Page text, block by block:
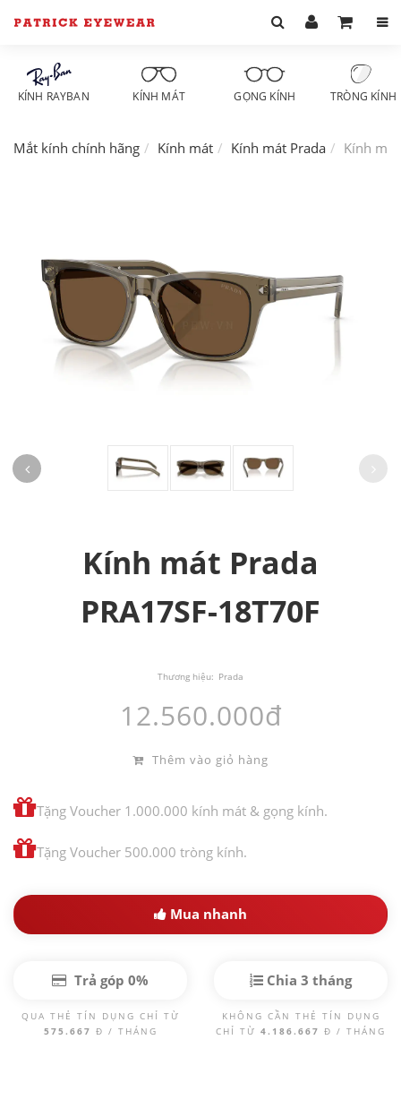
KÍNH RAYBAN KÍNH MÁT GỌNG KÍNH TRÒNG KÍNH
Mắt kính chính hãng Kính mát Kính mát Prada Kính mát
Kính mát Prada
PRA17SF-18T70F
Thương hiệu: Prada
12.560.000đ
Thêm vào giỏ hàng
Tặng Voucher 1.000.000 kính mát & gọng kính.
Tặng Voucher 500.000 tròng kính.
Mua nhanh
Trả góp 0%
QUA THẺ TÍN DỤNG CHỈ TỪ
575.667 Đ / THÁNG
Chia 3 tháng
KHÔNG CẦN THẺ TÍN DỤNG
CHỈ TỪ 4.186.667 Đ / THÁNG